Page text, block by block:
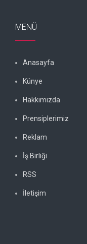
MENÜ
Anasayfa
Künye
Hakkımızda
Prensiplerimiz
Reklam
İş Birliği
RSS
İletişim